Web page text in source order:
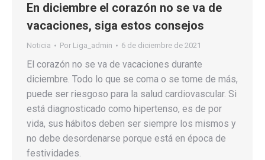
En diciembre el corazón no se va de
vacaciones, siga estos consejos
Noticia Por Liga_admin 6 de diciembre de 2021
El corazón no se va de vacaciones durante
diciembre. Todo lo que se coma o se tome de más,
puede ser riesgoso para la salud cardiovascular. Si
está diagnosticado como hipertenso, es de por
vida, sus hábitos deben ser siempre los mismos y
no debe desordenarse porque está en época de
festividades.